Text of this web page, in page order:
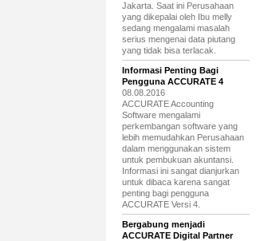
Jakarta. Saat ini Perusahaan
yang dikepalai oleh Ibu melly
sedang mengalami masalah
serius mengenai data piutang
yang tidak bisa terlacak.
Informasi Penting Bagi
Pengguna ACCURATE 4
08.08.2016
ACCURATE Accounting
Software mengalami
perkembangan software yang
lebih memudahkan Perusahaan
dalam menggunakan sistem
untuk pembukuan akuntansi.
Informasi ini sangat dianjurkan
untuk dibaca karena sangat
penting bagi pengguna
ACCURATE Versi 4.
Bergabung menjadi
ACCURATE Digital Partner